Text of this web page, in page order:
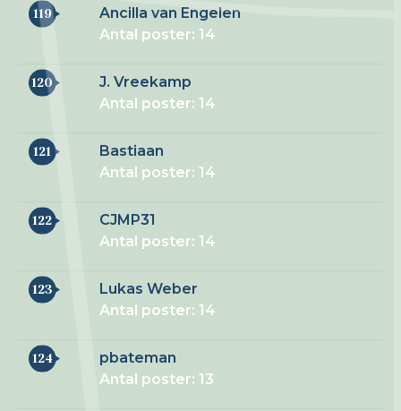
119
Ancilla van Engelen
Antal poster: 14
120
J. Vreekamp
Antal poster: 14
121
Bastiaan
Antal poster: 14
122
CJMP31
Antal poster: 14
123
Lukas Weber
Antal poster: 14
124
pbateman
Antal poster: 13